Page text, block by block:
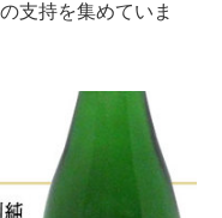
支持を集めていま